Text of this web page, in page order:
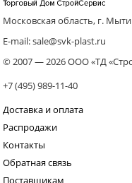
Московская область, г.
E-mail: sale@svk-plast.ru
© 2007 — 2026 ООО «ТД
+7 (495) 989-11-40
Доставка и оплата
Распродажи
Контакты
Обратная связь
Поставщикам